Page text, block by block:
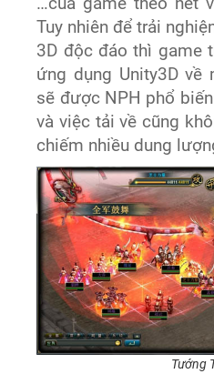
Tuy nhiên để trải
3D độc đáo thì game
ứng dụng Unity3D về
sẽ được NPH phổ
và việc tải về cũng
chiếm nhiều dung
Tướng